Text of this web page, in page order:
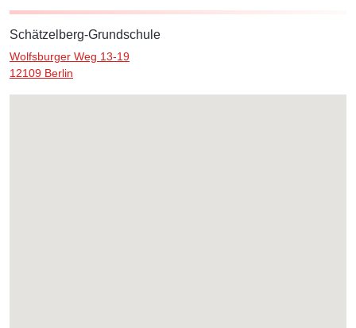
Schätzelberg-Grundschule
Wolfsburger Weg 13-19
12109 Berlin